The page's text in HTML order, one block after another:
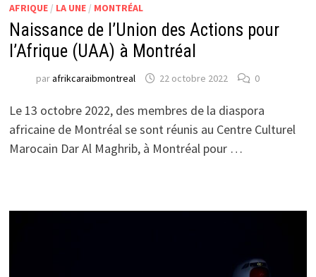
AFRIQUE/ LA UNE/ MONTRÉAL
Naissance de l’Union des Actions pour
l’Afrique (UAA) à Montréal
parafrikcaraibmontreal 22 octobre 2022 0
Le 13 octobre 2022, des membres de la diaspora
africaine de Montréal se sont réunis au Centre Culturel
Marocain Dar Al Maghrib, à Montréal pour …